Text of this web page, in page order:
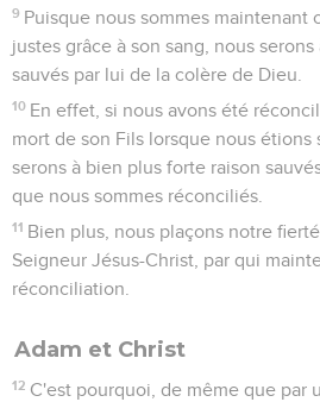
9 Puisque nous sommes maintenant
justes grâce à son sang, nous
sauvés par lui de la colère de Dieu.
10 En effet, si nous avons été
mort de son Fils lorsque nous étions
serons à bien plus forte raison
que nous sommes réconciliés.
11 Bien plus, nous plaçons notre
Seigneur Jésus-Christ, par qui
réconciliation.
Adam et Christ
12 C'est pourquoi, de même que par